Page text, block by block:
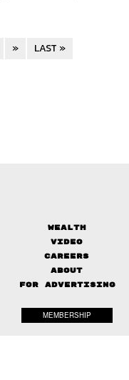
» LAST »
Wealth
Video
Careers
About
FOR ADVERTISING
MEMBERSHIP